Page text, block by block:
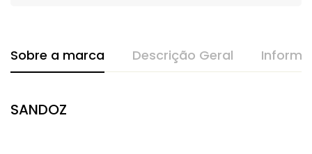
Sobre a marca Descrição Geral
SANDOZ